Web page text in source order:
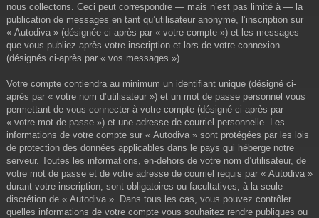
nous collectons. Ceci peut correspondre — mais n’est pas limité à — la
publication de messages en tant qu’utilisateur anonyme, l’inscription sur
« Autodiva » (désignée ci-après par « votre compte ») et les messages
que vous publiez après votre inscription et lors de votre connexion
(désignés ci-après par « vos messages »).
Votre compte contiendra au minimum un identifiant unique (désigné ci-
après par « votre nom d’utilisateur ») et un mot de passe personnel vous
permettant de vous connecter à votre compte (désigné ci-après par
« votre mot de passe ») et une adresse de courriel personnelle. Les
informations de votre compte sur « Autodiva » sont protégées par les lois
de protection des données applicables dans le pays qui héberge notre
serveur. Toutes les informations, en-dehors de votre nom d’utilisateur, de
votre mot de passe et de votre adresse de courriel requis par « Autodiva »
durant votre inscription, sont obligatoires ou facultatives, à la seule
discrétion de « Autodiva ». Dans tous les cas, vous pouvez contrôler
quelles informations de votre compte vous souhaitez rendre publiques ou